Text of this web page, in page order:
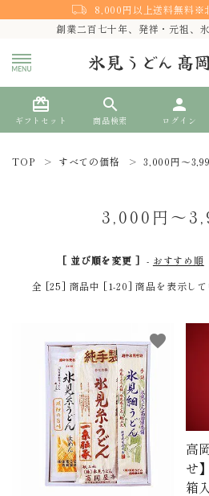
8,000円以上送料無料※
創業二百七十年、発祥・元祖、
card_giftcard
ギフトセット
search
商品検索
person
ログイン
ACCOUNT MENU
ログイン person 新規会員登
商品から探す
価格から探す
ご利用ガイド
TOP すべての価格 3,000円～
3,000円～
[ 並び順を変更 ] - おすすめ順
全 [25] 商品中 [1-20] 商品を表示して
favorite
高
せ
箱